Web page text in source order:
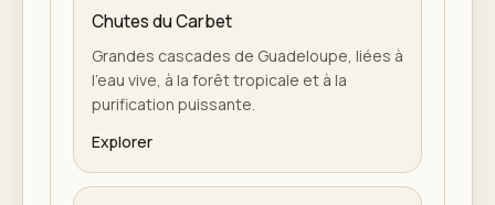
Chutes du Carbet
Grandes cascades de Guadeloupe, liées à
l'eau vive, à la forêt tropicale et à la
purification puissante.
Explorer